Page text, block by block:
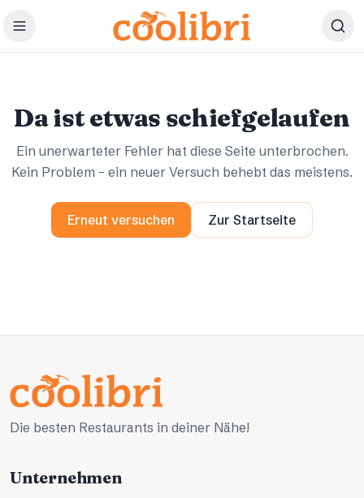
Zum Hauptinhalt springen
Da ist etwas schiefgelaufen
Ein unerwarteter Fehler hat diese Seite unterbrochen.
Kein Problem – ein neuer Versuch behebt das meistens.
Erneut versuchen Zur Startseite
Die besten Restaurants in deiner Nähe!
Unternehmen